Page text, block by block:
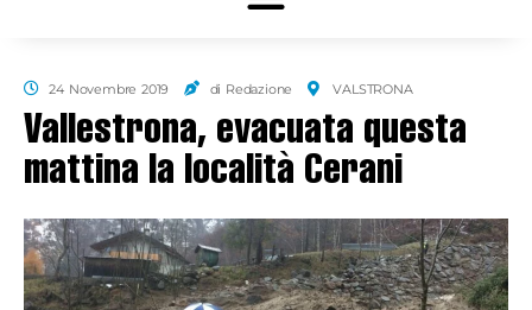
24 Novembre 2019 di Redazione VALSTRONA
Vallestrona, evacuata questa
mattina la località Cerani